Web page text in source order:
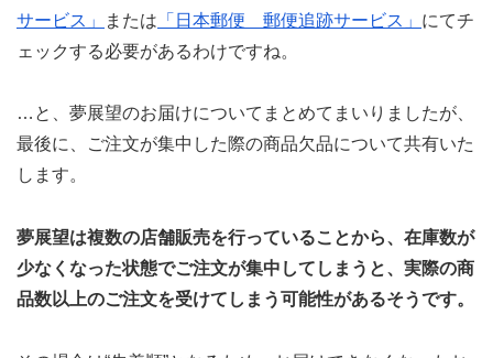
サービス」
または 「日本郵便 郵便追跡サービス」 にてチ
ェックする必要があるわけですね。
…と、夢展望のお届けについてまとめてまいりましたが、
最後に、ご注文が集中した際の商品欠品について共有いた
します。
夢展望は複数の店舗販売を行っていることから、在庫数が
少なくなった状態でご注文が集中してしまうと、実際の商
品数以上のご注文を受けてしまう可能性があるそうです。